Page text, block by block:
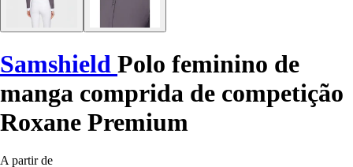
Samshield Polo feminino de
manga comprida de competição
Roxane Premium
A partir de